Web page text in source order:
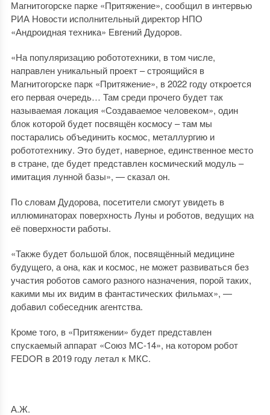
Магнитогорске парке «Притяжение», сообщил в интервью
РИА Новости исполнительный директор НПО
«Андроидная техника» Евгений Дудоров.
«На популяризацию робототехники, в том числе,
направлен уникальный проект – строящийся в
Магнитогорске парк «Притяжение», в 2022 году откроется
его первая очередь… Там среди прочего будет так
называемая локация «Создаваемое человеком», один
блок которой будет посвящён космосу – там мы
постарались объединить космос, металлургию и
робототехнику. Это будет, наверное, единственное место
в стране, где будет представлен космический модуль –
имитация лунной базы», — сказал он.
По словам Дудорова, посетители смогут увидеть в
иллюминаторах поверхность Луны и роботов, ведущих на
её поверхности работы.
«Также будет большой блок, посвящённый медицине
будущего, а она, как и космос, не может развиваться без
участия роботов самого разного назначения, порой таких,
какими мы их видим в фантастических фильмах», —
добавил собеседник агентства.
Кроме того, в «Притяжении» будет представлен
спускаемый аппарат «Союз МС-14», на котором робот
FEDOR в 2019 году летал к МКС.
А.Ж.